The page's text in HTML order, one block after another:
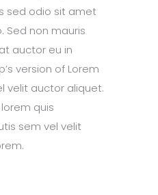
sed odio sit amet
Sed non mauris
auctor eu in
version of Lorem
velit auctor aliquet.
quis
sem vel velit